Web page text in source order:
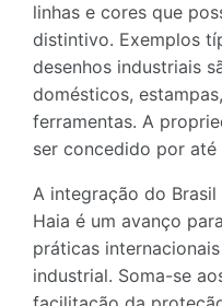
linhas e cores que
distintivo. Exemplos
desenhos industriais
domésticos,
ferramentas. A
ser concedido por até
A integração do
Haia é um avanço
práticas
industrial. Soma-se